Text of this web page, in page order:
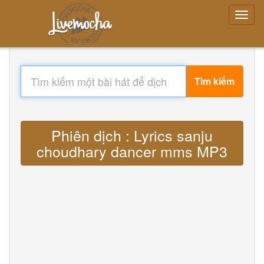
Tìm kiếm
Phiên dịch : Lyrics sanju
choudhary dancer mms MP3